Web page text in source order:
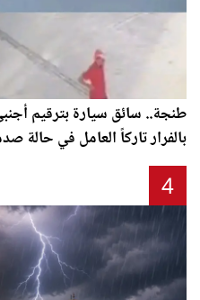
طنجة.. سائق سيارة بترقيم
بالفرار تاركاً العامل في حالة
4